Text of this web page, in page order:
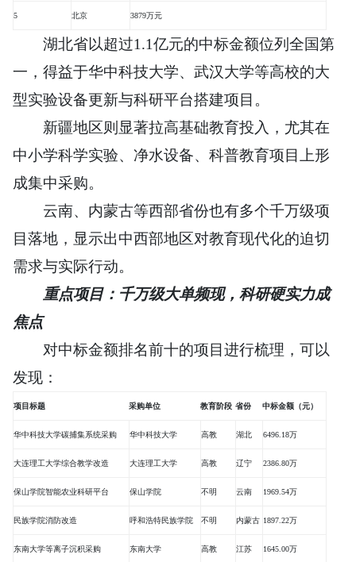
5 北京 3879万元
湖北省以超过1.1亿元的中标金额位列 全国第
一 ，得益于华中科技大学、武汉大学等高校的大
型实验设备更新与科研平台搭建项目。
新疆地区则显著拉高基础教育投入，尤其在
中小学科学实验、净水设备、科普教育项目上形
成集中采购。
云南、内蒙古等西部省份也有多个千万级项
目落地，显示出中西部地区对教育现代化的迫切
需求与实际行动。
重点项目：千万级大单频现，科研硬实力成
焦点
对中标金额排名前十的项目进行梳理，可以
发现：
项目标题 采购单位 教育阶段 省份 中标金额（元）
华中科技大学碳捕集系统采购 华中科技大学 高教 湖北 6496.18万
大连理工大学综合教学改造 大连理工大学 高教 辽宁 2386.80万
保山学院智能农业科研平台 保山学院 不明 云南 1969.54万
民族学院消防改造 呼和浩特民族学院 不明 内蒙古 1897.22万
东南大学等离子沉积采购 东南大学 高教 江苏 1645.00万